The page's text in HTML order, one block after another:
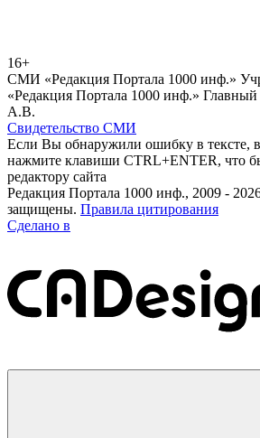
16+
СМИ «Редакция Портала 1000 инф.»
«Редакция Портала 1000 инф.»
А.В.
Свидетельство СМИ
Если Вы обнаружили ошибку в тексте,
нажмите клавиши CTRL+ENTER, что
редактору сайта
Редакция Портала 1000 инф., 2009 -
защищены. Правила цитирования
Сделано в